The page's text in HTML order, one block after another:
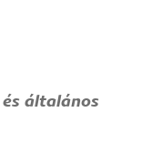
általános